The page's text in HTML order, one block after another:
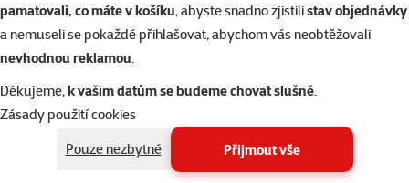
pamatovali, co máte v košíku, abyste snadno zjistilistav objednávky
a nemuseli se pokaždé přihlašovat, abychom vás neobtěžovali
nevhodnou reklamou.
Děkujeme,k vašim datům se budeme chovat slušně.
Zásady použití cookies
Pouze nezbytné
Přijmout vše